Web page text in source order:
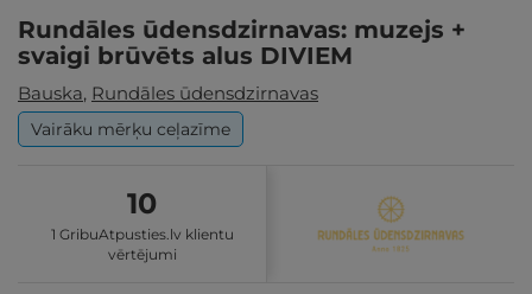
Rundāles ūdensdzirnavas: muzejs +
svaigi brūvēts alus DIVIEM
Bauska, Rundāles ūdensdzirnavas
Vairāku mērķu ceļazīme
10
1 GribuAtpusties.lv klientu
vērtējumi